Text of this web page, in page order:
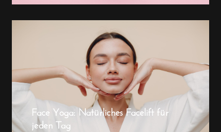
Face Yoga: Natürliches Facelift für
jeden Tag